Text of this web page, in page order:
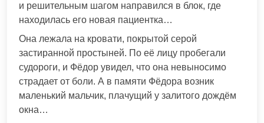
и решительным шагом направился в блок, где
находилась его новая пациентка…
Она лежала на кровати, покрытой серой
застиранной простыней. По её лицу пробегали
судороги, и Фёдор увидел, что она невыносимо
страдает от боли. А в памяти Фёдора возник
маленький мальчик, плачущий у залитого дождём
окна…